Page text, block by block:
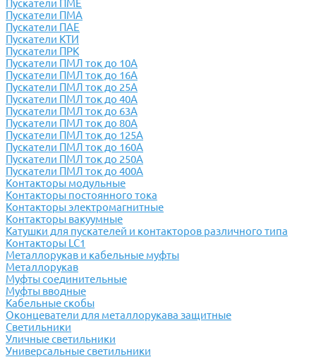
Пускатели ПМЕ
Пускатели ПМА
Пускатели ПАЕ
Пускатели КТИ
Пускатели ПРК
Пускатели ПМЛ ток до 10А
Пускатели ПМЛ ток до 16А
Пускатели ПМЛ ток до 25А
Пускатели ПМЛ ток до 40А
Пускатели ПМЛ ток до 63А
Пускатели ПМЛ ток до 80А
Пускатели ПМЛ ток до 125А
Пускатели ПМЛ ток до 160А
Пускатели ПМЛ ток до 250А
Пускатели ПМЛ ток до 400А
Контакторы модульные
Контакторы постоянного тока
Контакторы электромагнитные
Контакторы вакуумные
Катушки для пускателей и контакторов различного типа
Контакторы LC1
Металлорукав и кабельные муфты
Металлорукав
Муфты соединительные
Муфты вводные
Кабельные скобы
Оконцеватели для металлорукава защитные
Светильники
Уличные светильники
Универсальные светильники